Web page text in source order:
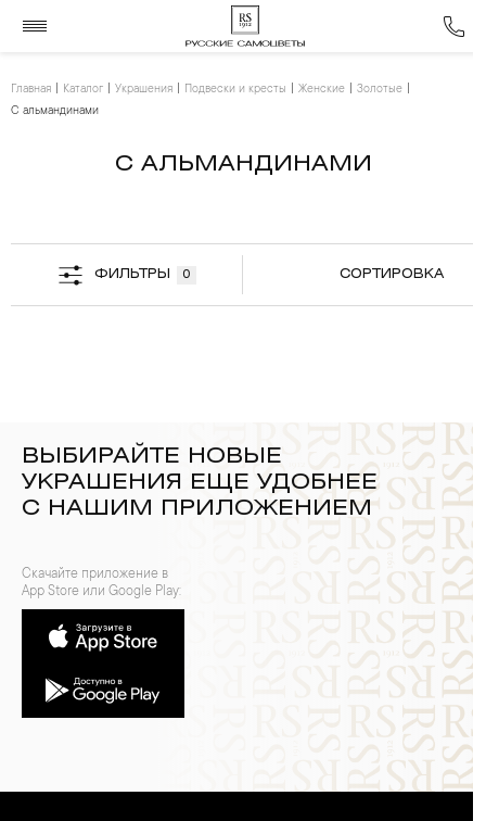
Главная Каталог Украшения Подвески и кресты Женские
Золотые
С альмандинами
С АЛЬМАНДИНАМИ
ФИЛЬТРЫ 0 СОРТИРОВКА
ВЫБИРАЙТЕ НОВЫЕ
УКРАШЕНИЯ ЕЩЕ УДОБНЕЕ
С НАШИМ ПРИЛОЖЕНИЕМ
Скачайте приложение в
App Store или Google Play: